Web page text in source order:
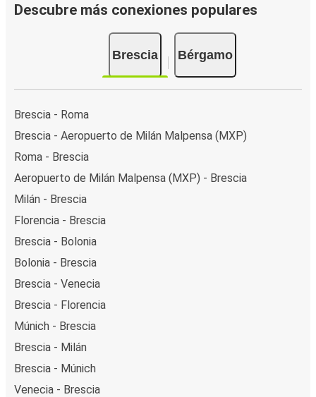
Descubre más conexiones populares
Brescia Bérgamo
Brescia - Roma
Brescia - Aeropuerto de Milán Malpensa (MXP)
Roma - Brescia
Aeropuerto de Milán Malpensa (MXP) - Brescia
Milán - Brescia
Florencia - Brescia
Brescia - Bolonia
Bolonia - Brescia
Brescia - Venecia
Brescia - Florencia
Múnich - Brescia
Brescia - Milán
Brescia - Múnich
Venecia - Brescia